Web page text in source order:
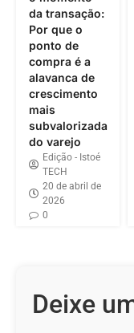
da transação:
Por que o
ponto de
compra é a
alavanca de
crescimento
mais
subvalorizada
do varejo
Edição - Istoé
TECH
20 de abril de
2026
0
Deixe